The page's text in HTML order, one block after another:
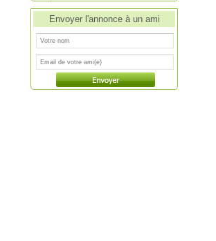
Envoyer l'annonce à un ami